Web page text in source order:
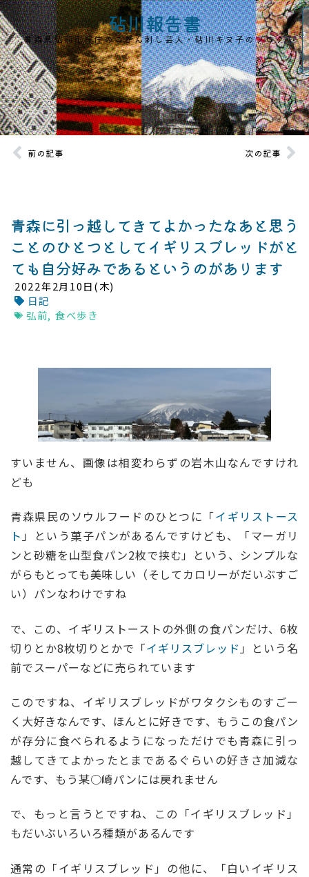
砧川報告書
青森県弘前市在住のこぎん刺し芸人・砧川キヌ子のブログ
前の記事 次の記事
青森に引っ越してきてよかったなあと思う
ことのひとつとしてイギリスブレッドがと
ても自分好みであるというのがあります
2022年2月10日(木)
日記
弘前, 食べ歩き
すいません、画像は相変わらずの岩木山なんですけれ
ども
青森県民のソウルフードのひとつに「イギリストース
ト 」という菓子パンがあるんですけども、「マーガリ
ンと砂糖を山型食パン2枚で挟む」という、シンプルな
がらもとっても美味しい（そしてカロリーがだいぶすご
い）パンなわけですね
で、この、イギリストーストの外側の食パンだけ、6枚
切りとか8枚切りとかで「イギリスブレッド 」という名
前でスーパーなどに売られています
このですね、イギリスブレッドがワタクシものすごー
く大好きなんです、ほんとに好きです、もうこの食パン
が存分に食べられるようになっただけでも青森に引っ
越してきてよかったとまであるぐらいの好きさ加減な
んです、もう某○崎パンには戻れません
で、もっと言うとですね、この「イギリスブレッド」
もだいぶいろいろ種類があるんです
通常の「イギリスブレッド」の他に、「白いイギリス